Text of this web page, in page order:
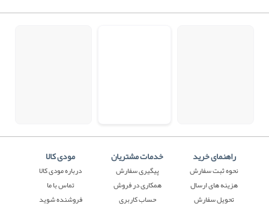
راهنمای خرید
نحوه ثبت سفارش
هزینه های ارسال
تحویل سفارش
خدمات مشتریان
پیگیری سفارش
همکاری در فروش
حساب کاربری
مودی کالا
درباره مودی کالا
تماس با ما
فروشنده شوید